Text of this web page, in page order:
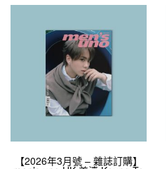
【2026年3月號 – 雜誌訂購】